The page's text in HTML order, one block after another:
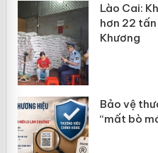
Lào Cai:
hơn 22
Khương
Bảo vệ
“mất bò